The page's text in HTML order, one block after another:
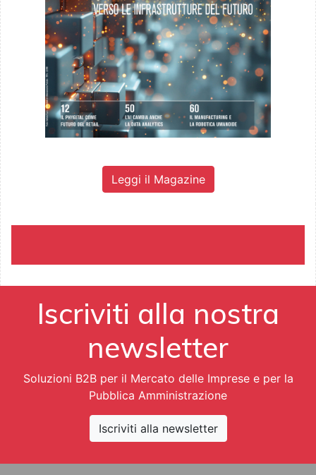
Leggi il Magazine
Iscriviti alla nostra
newsletter
Soluzioni B2B per il Mercato delle Imprese e per la
Pubblica Amministrazione
Iscriviti alla newsletter